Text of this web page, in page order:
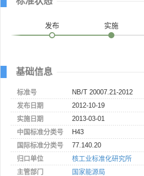
发布 实施
基础信息
标准号
NB/T 20007.21-2012
发布日期
2012-10-19
实施日期
2013-03-01
中国标准分类号
H43
国际标准分类号
77.140.20
归口单位
核工业标准化研究所
主管部门
国家能源局